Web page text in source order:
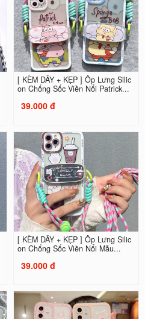
[ KÈM DÂY + KẸP ] Ốp Lưng Silic
on Chống Sốc Viền Nổi Patrick...
39.000 đ
[ KÈM DÂY + KẸP ] Ốp Lưng Silic
on Chống Sốc Viền Nổi Mẫu...
39.000 đ